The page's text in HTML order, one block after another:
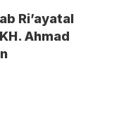
Ri’ayatal
Ahmad